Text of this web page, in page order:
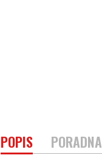
POPIS PORADNA